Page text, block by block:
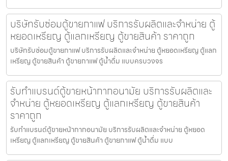
บริษัทรับซ่อมตู้ขายกาแฟ บริการรับผลิตและจำหน่าย ตู้
หยอดเหรียญ ตู้แลกเหรียญ ตู้ขายสินค้า ราคาถูก
บริษัทรับซ่อมตู้ขายกาแฟ บริการรับผลิตและจำหน่าย ตู้หยอดเหรียญ ตู้แลก
เหรียญ ตู้ขายสินค้า ตู้ขายกาแฟ ตู้น้ำดื่ม แบบครบวงจร
รับทำแบรนด์ตู้ขายหน้ากากอนามัย บริการรับผลิตและ
จำหน่าย ตู้หยอดเหรียญ ตู้แลกเหรียญ ตู้ขายสินค้า
ราคาถูก
รับทำแบรนด์ตู้ขายหน้ากากอนามัย บริการรับผลิตและจำหน่าย ตู้หยอด
เหรียญ ตู้แลกเหรียญ ตู้ขายสินค้า ตู้ขายกาแฟ ตู้น้ำดื่ม แบบ